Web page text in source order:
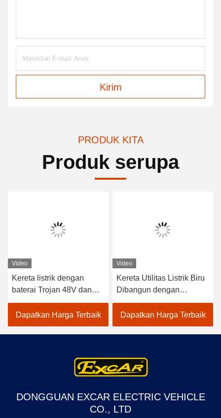
Kirim
PRODUK KITA
Produk serupa
Video
Kereta listrik dengan
baterai Trojan 48V dan
kapasitas beban 600 kg
Cocok untuk aplikasi hotel
dan klub golf
Dapatkan Harga Terbaik
Video
Kereta Utilitas Listrik Biru
Dibangun dengan
Regulator Frekuensi
Tinggi 48v 3.7kw dan
Pengontrol Curtis untuk
Pengalaman Berkendara
Dapatkan Harga Terbaik
DONGGUAN EXCAR ELECTRIC VEHICLE
CO., LTD